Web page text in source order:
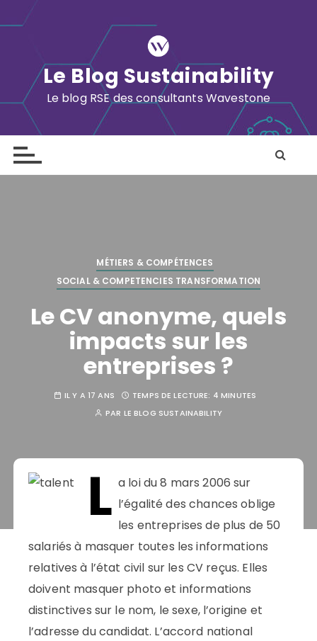
k
o
Le Blog Sustainability
Le blog RSE des consultants Wavestone
MÉTIERS & COMPÉTENCES
SOCIAL & COMPETENCIES TRANSFORMATION
Le CV anonyme, quels
impacts sur les
entreprises ?
IL Y A 17 ANS TEMPS DE LECTURE: 4 MINUTES
PAR LE BLOG SUSTAINABILITY
L a loi du 8 mars 2006 sur
l’égalité des chances oblige
les entreprises de plus de 50
salariés à masquer toutes les informations
relatives à l’état civil sur les CV reçus. Elles
doivent masquer photo et informations
distinctives sur le nom, le sexe, l’origine et
l’adresse du candidat. L’accord national